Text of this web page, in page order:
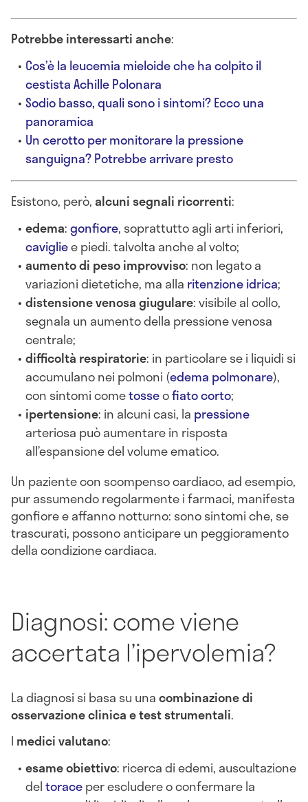
Potrebbe interessarti anche:
Cos’è la leucemia mieloide che ha colpito il
cestista Achille Polonara
Sodio basso, quali sono i sintomi? Ecco una
panoramica
Un cerotto per monitorare la pressione
sanguigna? Potrebbe arrivare presto
Esistono, però,alcuni segnali ricorrenti:
edema:gonfiore, soprattutto agli arti inferiori,
cavigliee piedi. talvolta anche al volto;
aumento di peso improvviso: non legato a
variazioni dietetiche, ma alla ritenzione idrica;
distensione venosa giugulare: visibile al collo,
segnala un aumento della pressione venosa
centrale;
difficoltà respiratorie: in particolare se i liquidi si
accumulano nei polmoni (edema polmonare),
con sintomi cometosseofiato corto;
ipertensione: in alcuni casi, la pressione
arteriosa può aumentare in risposta
all’espansione del volume ematico.
Un paziente con scompenso cardiaco, ad esempio,
pur assumendo regolarmente i farmaci, manifesta
gonfiore e affanno notturno: sono sintomi che, se
trascurati, possono anticipare un peggioramento
della condizione cardiaca.
Diagnosi: come viene
accertata l’ipervolemia?
La diagnosi si basa su unacombinazione di
osservazione clinica e test strumentali.
I medici valutano:
esame obiettivo: ricerca di edemi, auscultazione
deltoraceper escludere o confermare la